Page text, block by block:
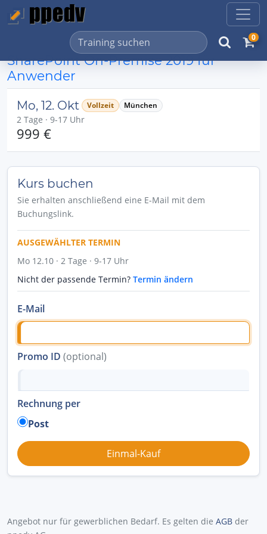
0
SharePoint On-Premise 2019 für
Anwender
Mo, 12. Okt Vollzeit München
2 Tage · 9-17 Uhr
999 €
Kurs buchen
Sie erhalten anschließend eine E-Mail mit dem
Buchungslink.
AUSGEWÄHLTER TERMIN
Mo 12.10 · 2 Tage · 9-17 Uhr
Nicht der passende Termin? Termin ändern
E-Mail
Promo ID (optional)
Rechnung per
Post
Angebot nur für gewerblichen Bedarf. Es gelten die AGB der